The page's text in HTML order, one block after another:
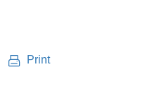
Print